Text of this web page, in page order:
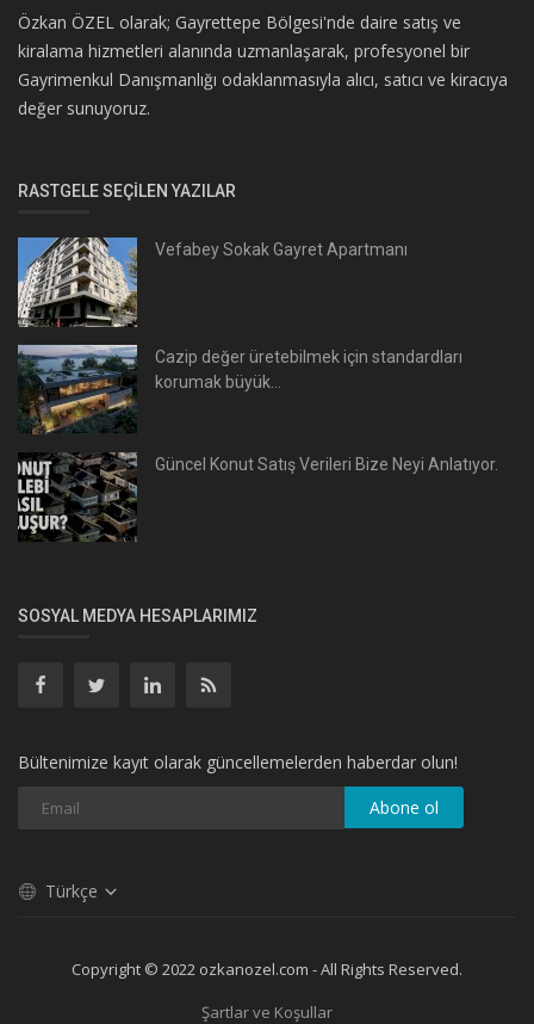
Özkan ÖZEL olarak; Gayrettepe Bölgesi'nde daire satış ve
kiralama hizmetleri alanında uzmanlaşarak, profesyonel bir
Gayrimenkul Danışmanlığı odaklanmasıyla alıcı, satıcı ve kiracıya
değer sunuyoruz.
RASTGELE SEÇILEN YAZILAR
Vefabey Sokak Gayret Apartmanı
Cazip değer üretebilmek için standardları
korumak büyük...
Güncel Konut Satış Verileri Bize Neyi Anlatıyor.
SOSYAL MEDYA HESAPLARIMIZ
Bültenimize kayıt olarak güncellemelerden haberdar olun!
Abone ol
Türkçe
Copyright © 2022 ozkanozel.com - All Rights Reserved.
Şartlar ve Koşullar